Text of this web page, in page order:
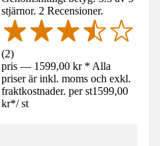
stjärnor. 2 Recensioner.
(2)
pris — 1599,00 kr * Alla
priser är inkl. moms och exkl.
fraktkostnader. per st1599,00
kr*/ st